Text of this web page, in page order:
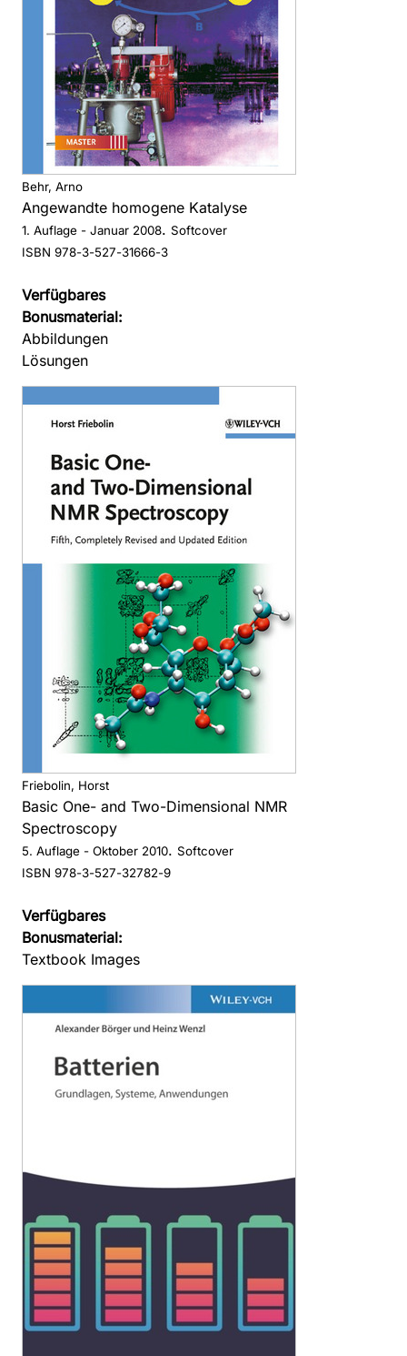
Behr, Arno
Angewandte homogene Katalyse
1. Auflage - Januar 2008. Softcover
ISBN 978-3-527-31666-3
Verfügbares
Bonusmaterial:
Abbildungen
Lösungen
Friebolin, Horst
Basic One- and Two-Dimensional NMR
Spectroscopy
5. Auflage - Oktober 2010. Softcover
ISBN 978-3-527-32782-9
Verfügbares
Bonusmaterial:
Textbook Images